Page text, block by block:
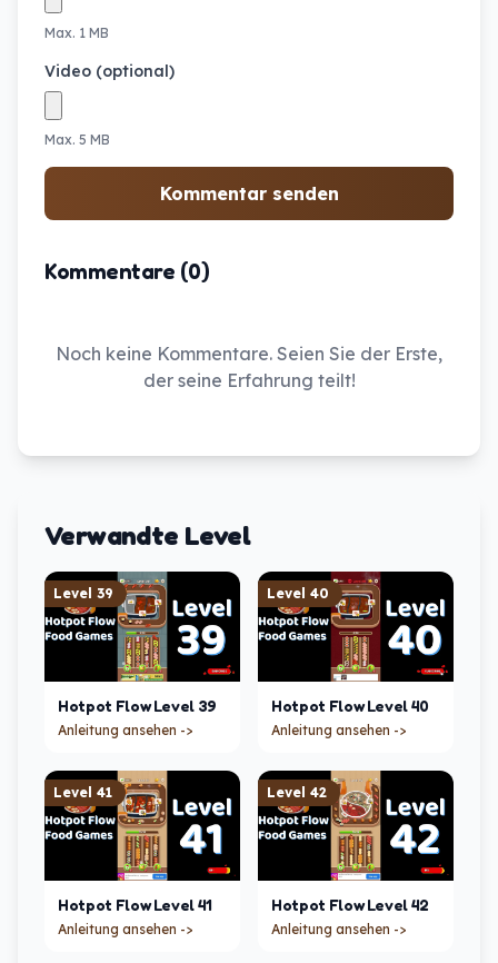
Max. 1 MB
Video (optional)
Max. 5 MB
Kommentar senden
Kommentare (0)
Noch keine Kommentare. Seien Sie der Erste,
der seine Erfahrung teilt!
Verwandte Level
Level 39
Hotpot Flow Level 39
Anleitung ansehen ->
Level 40
Hotpot Flow Level40
Anleitung ansehen ->
Level 41
Hotpot Flow Level41
Anleitung ansehen ->
Level 42
Hotpot Flow Level42
Anleitung ansehen ->